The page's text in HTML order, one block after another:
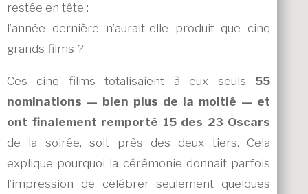
restée en tête :
l’année dernière n’aurait-elle produit que cinq
grands films ?
Ces cinq films totalisaient à eux seuls 55
nominations — bien plus de la moitié — et
ont finalement remporté 15 des 23 Oscars
de la soirée, soit près des deux tiers. Cela
explique pourquoi la cérémonie donnait parfois
l’impression de célébrer seulement quelques